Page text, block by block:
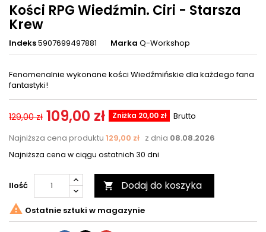
Kości RPG Wiedźmin. Ciri - Starsza
Krew
Indeks5907699497881 Marka Q-Workshop
Fenomenalnie wykonane kości Wiedźmińskie dla każdego fana
fantastyki!
129,00 zł 109,00 zł Zniżka 20,00 zł
Brutto
Najniższa cena produktu 129,00 zł z dnia 08.08.2026
Najniższa cena w ciągu ostatnich 30 dni
Ilość  Dodaj do koszyka
 Ostatnie sztuki w magazynie